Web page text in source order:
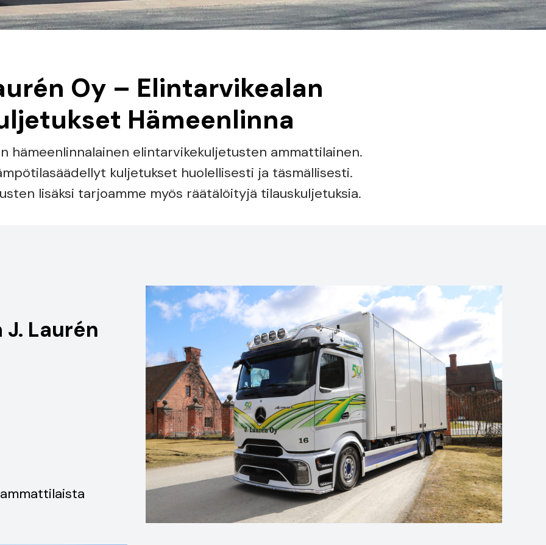
Oy – Elintarvikealan
Hämeenlinna
hämeenlinnalainen elintarvikekuljetusten ammattilainen.
kuljetukset huolellisesti ja täsmällisesti.
lisäksi tarjoamme myös räätälöityjä tilauskuljetuksia.
Laurén